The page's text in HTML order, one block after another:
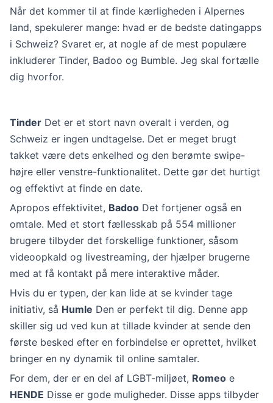
Når det kommer til at finde kærligheden i Alpernes
land, spekulerer mange: hvad er de bedste datingapps
i Schweiz? Svaret er, at nogle af de mest populære
inkluderer Tinder, Badoo og Bumble. Jeg skal fortælle
dig hvorfor.
Tinder Det er et stort navn overalt i verden, og
Schweiz er ingen undtagelse. Det er meget brugt
takket være dets enkelhed og den berømte swipe-
højre eller venstre-funktionalitet. Dette gør det hurtigt
og effektivt at finde en date.
Apropos effektivitet, Badoo Det fortjener også en
omtale. Med et stort fællesskab på 554 millioner
brugere tilbyder det forskellige funktioner, såsom
videoopkald og livestreaming, der hjælper brugerne
med at få kontakt på mere interaktive måder.
Hvis du er typen, der kan lide at se kvinder tage
initiativ, så Humle Den er perfekt til dig. Denne app
skiller sig ud ved kun at tillade kvinder at sende den
første besked efter en forbindelse er oprettet, hvilket
bringer en ny dynamik til online samtaler.
For dem, der er en del af LGBT-miljøet, Romeo e
HENDE Disse er gode muligheder. Disse apps tilbyder